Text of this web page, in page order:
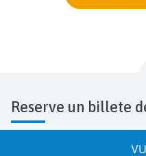
Reserve un billete